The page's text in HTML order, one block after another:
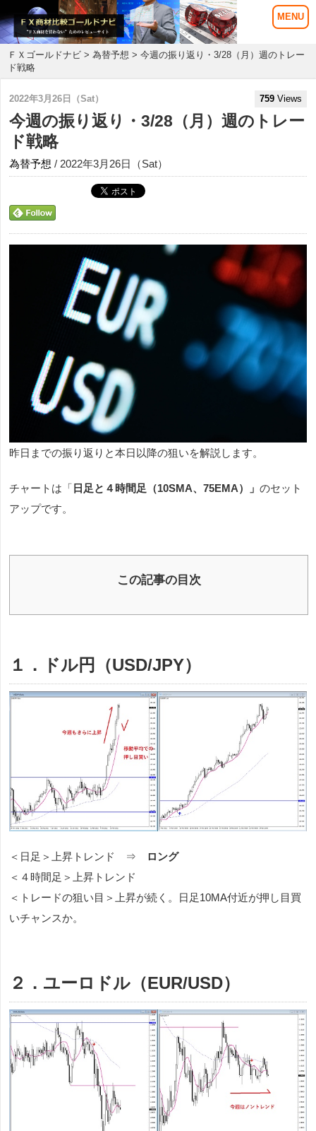
ＦＸゴールドナビ >為替予想 > 今週の振り返り・3/28（月）週のトレー
ド戦略
2022年3月26日（Sat） 759 Views
今週の振り返り・3/28（月）週のトレー
ド戦略
為替予想 / 2022年3月26日（Sat）
昨日までの振り返りと本日以降の狙いを解説します。
チャートは「 日足と４時間足（10SMA、75EMA） 」 のセット
アップです。
この記事の目次
１．ドル円（USD/JPY）
＜日足＞上昇トレンド ⇒
ロング
＜４時間足＞上昇トレンド
＜トレードの狙い目＞上昇が続く。日足10MA付近が押し目買
いチャンスか。
２．ユーロドル（EUR/USD）